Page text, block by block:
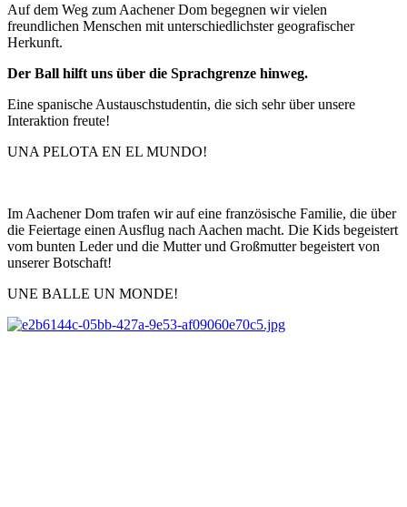
Auf dem Weg zum Aachener Dom begegnen wir vielen
freundlichen Menschen mit unterschiedlichster geografischer
Herkunft.
Der Ball hilft uns über die Sprachgrenze hinweg.
Eine spanische Austauschstudentin, die sich sehr über unsere
Interaktion freute!
UNA PELOTA EN EL MUNDO!
Im Aachener Dom trafen wir auf eine französische Familie, die über
die Feiertage einen Ausflug nach Aachen macht. Die Kids begeistert
vom bunten Leder und die Mutter und Großmutter begeistert von
unserer Botschaft!
UNE BALLE UN MONDE!